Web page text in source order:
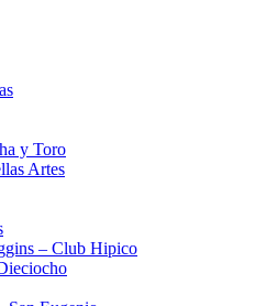
y Toro
Artes
– Club Hipico